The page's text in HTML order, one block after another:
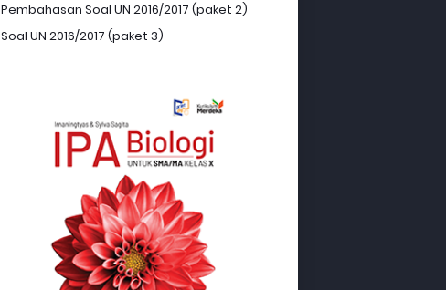
Pembahasan Soal UN 2016/2017 (paket 2)
Soal UN 2016/2017 (paket 3)